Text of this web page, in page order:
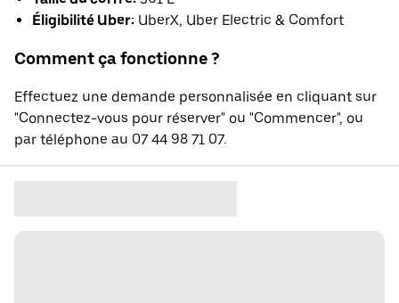
Éligibilité Uber: UberX, Uber Electric & Comfort
Comment ça fonctionne ?
Effectuez une demande personnalisée en cliquant sur
"Connectez-vous pour réserver" ou "Commencer", ou
par téléphone au 07 44 98 71 07.